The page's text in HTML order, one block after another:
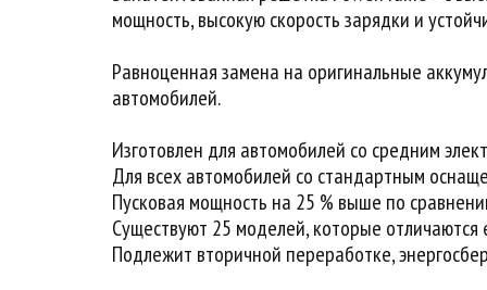
мощность, высокую скорость зарядки и
Равноценная замена на оригинальные
автомобилей.
Изготовлен для автомобилей со средним
Для всех автомобилей со стандартным
Пусковая мощность на 25 % выше по
Существуют 25 моделей, которые
Подлежит вторичной переработке,